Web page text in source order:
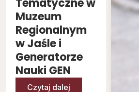
Tematyczne w
Muzeum
Regionalnym
w Jaśle i
Generatorze
Nauki GEN
Czytaj dalej